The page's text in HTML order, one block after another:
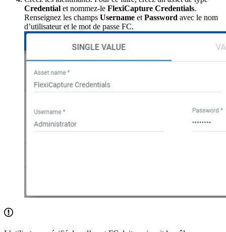
Credential et nommez-le FlexiCapture Credentials.
Renseignez les champs Username et Password avec le nom
d’utilisateur et le mot de passe FC.